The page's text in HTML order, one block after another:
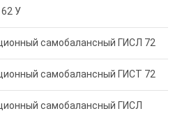
62 У
самобалансный ГИСЛ 72
самобалансный ГИСТ 72
самобалансный ГИСЛ